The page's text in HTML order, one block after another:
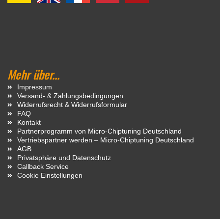
Mehr über...
Impressum
Versand- & Zahlungsbedingungen
Widerrufsrecht & Widerrufsformular
FAQ
Kontakt
Partnerprogramm von Micro-Chiptuning Deutschland
Vertriebspartner werden – Micro-Chiptuning Deutschland
AGB
Privatsphäre und Datenschutz
Callback Service
Cookie Einstellungen